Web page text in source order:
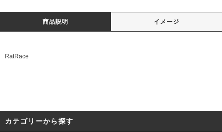
商品説明 イメージ
RatRace
カテゴリーから探す